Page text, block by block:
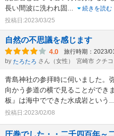
長い間波に洗われ固
続きを読む
投稿日:2023/03/25
自然の不思議を感じます
4.0 旅行時期：2023/
by たろたろ さん（女性） 宮崎市 クチ
青島神社の参拝時に伺いました。
向かう参道の横で見ることができ
板』は海中でできた水成岩という
投稿日:2023/02/08
圧巻でした・・二千四百年～